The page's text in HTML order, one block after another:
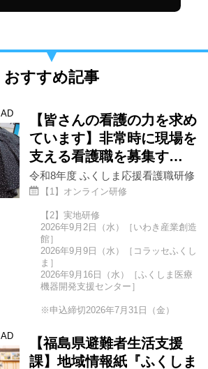
おすすめ記事
AD
【皆さんの看護の力を求め
ています】非常時に現場を
支える看護職を募集す…
令和8年度 ふくしま応援看護職研修
【1】オンライン研修
【2】実地研修
2026年9月2日（水）［いわき産業創造
館］
2026年9月9日（水）［コラッセふくし
ま］
2026年9月16日（水）［ふくしま医療
機器開発支援センター］
※申込締切2026年7月31日（金）
AD
【福島県避難者生活支援
課】地域情報紙『ふくしま